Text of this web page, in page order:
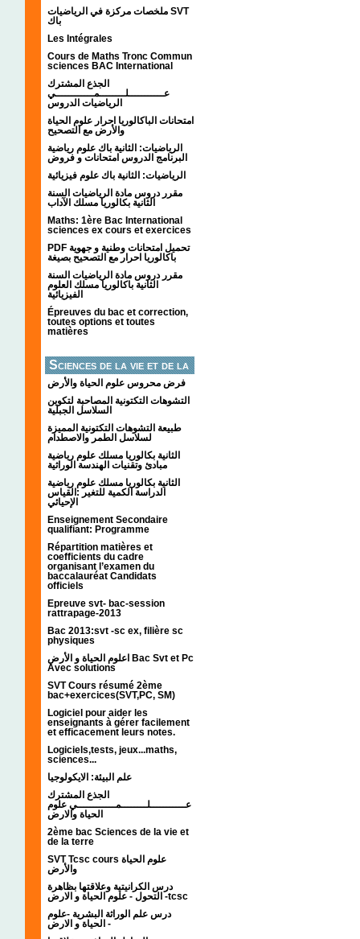
ملخصات مركزة في الرياضيات SVT
باك
Les Intégrales
Cours de Maths Tronc Commun
sciences BAC International
الجذع المشترك
عـــــــــــلــــــــمــــــــــــي
الرياضيات الدروس
امتحانات الباكالوريا احرار علوم الحياة
والأرض مع التصحيح
الرياضيات: الثانية باك علوم رياضية
البرنامج الدروس امتحانات و فروض
الرياضيات: الثانية باك علوم فيزيائية
مقرر دروس مادة الرياضيات السنة
الثانية بكالوريا مسلك الآداب
Maths: 1ère Bac International
sciences ex cours et exercices
PDF تحميل امتحانات وطنية و جهوية
باكالوريا احرار مع التصحيح بصيغة
مقرر دروس مادة الرياضيات السنة
الثانية باكالوريا مسلك العلوم
الفيزيائية
Épreuves du bac et correction,
toutes options et toutes
matières
Sciences de la vie et de la
terre
فرض محروس علوم الحياة والأرض
التشوهات التكتونیة المصاحبة لتكوین
السلاسل الجبلیة
طبيعة التشوهات التكتونية المميزة
لسلاسل الطمر والاصطدام
الثانية بكالوريا مسلك علوم رياضية
مبادئ وتقنيات الهندسة الوراثية
الثانية بكالوريا مسلك علوم رياضية
الدراسة الكمية للتغير :القياس
الإحيائي
Enseignement Secondaire
qualifiant: Programme
Répartition matières et
coefficients du cadre
organisant l’examen du
baccalauréat Candidats
officiels
Epreuve svt- bac-session
rattrapage-2013
Bac 2013:svt -sc ex, filière sc
physiques
اعلوم الحياة و الأرض Bac Svt et Pc
Avec solutions
SVT Cours résumé 2ème
bac+exercices(SVT,PC, SM)
Logiciel pour aider les
enseignants à gérer facilement
et efficacement leurs notes.
Logiciels,tests, jeux...maths,
sciences...
علم البيئة: الايكولوجيا
الجذع المشترك
عـــــــــــلــــــــمــــــــــــي علوم
الحياة والارض
2ème bac Sciences de la vie et
de la terre
SVT Tcsc cours علوم الحياة
والأرض
درس الكرانيتية وعلاقتها بظاهرة
التحول - علوم الحياة و الارض -tcsc
درس علم الوراثة البشرية -علوم
الحياة و الارض -